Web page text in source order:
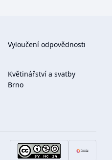
Vyloučení odpovědnosti
Květinářství a svatby
Brno